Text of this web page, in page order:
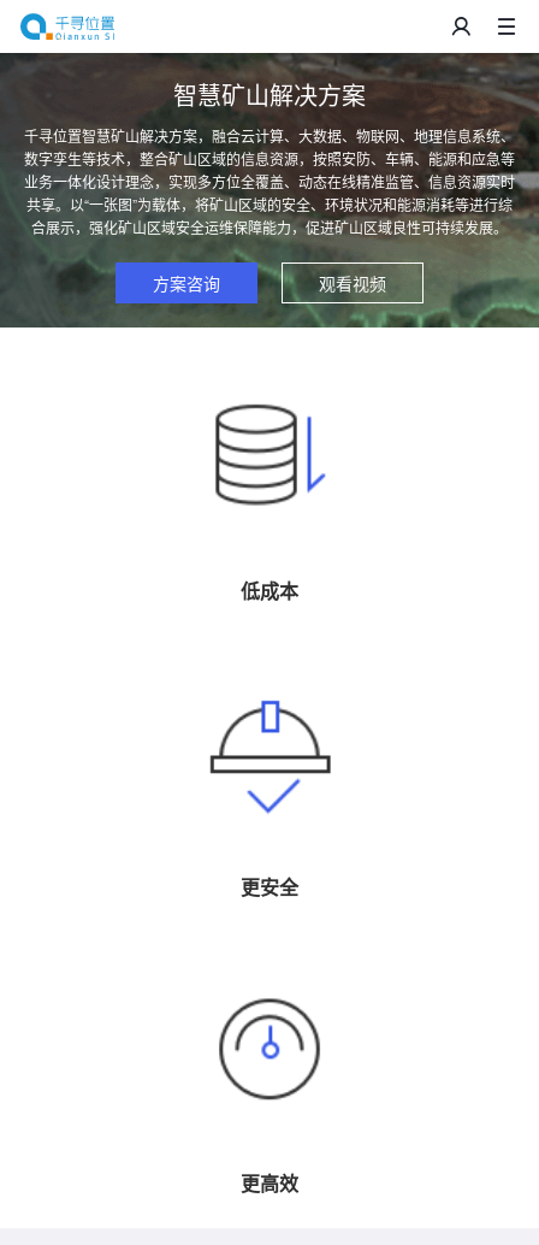
智慧矿山解决方案
千寻位置智慧矿山解决方案，融合云计算、大数据、物联网、地理信息系统、
数字孪生等技术，整合矿山区域的信息资源，按照安防、车辆、能源和应急等
业务一体化设计理念，实现多方位全覆盖、动态在线精准监管、信息资源实时
共享。以“一张图”为载体，将矿山区域的安全、环境状况和能源消耗等进行综
合展示，强化矿山区域安全运维保障能力，促进矿山区域良性可持续发展。
方案咨询 观看视频
低成本
更安全
更高效